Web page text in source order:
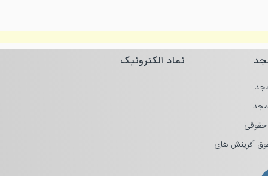
آفرینش های
نماد الکترونیک